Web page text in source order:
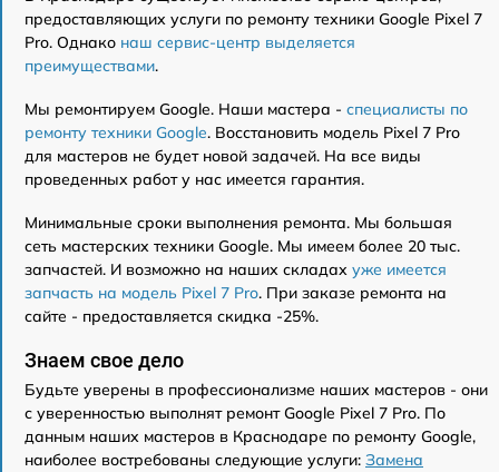
предоставляющих услуги по ремонту техники Google Pixel 7
Pro. Однако наш сервис-центр выделяется
преимуществами.
Мы ремонтируем Google. Наши мастера - специалисты по
ремонту техники Google. Восстановить модель Pixel 7 Pro
для мастеров не будет новой задачей. На все виды
проведенных работ у нас имеется гарантия.
Минимальные сроки выполнения ремонта. Мы большая
сеть мастерских техники Google. Мы имеем более 20 тыс.
запчастей. И возможно на наших складах уже имеется
запчасть на модель Pixel 7 Pro. При заказе ремонта на
сайте - предоставляется скидка -25%.
Знаем свое дело
Будьте уверены в профессионализме наших мастеров - они
с уверенностью выполнят ремонт Google Pixel 7 Pro. По
данным наших мастеров в Краснодаре по ремонту Google,
наиболее востребованы следующие услуги: Замена